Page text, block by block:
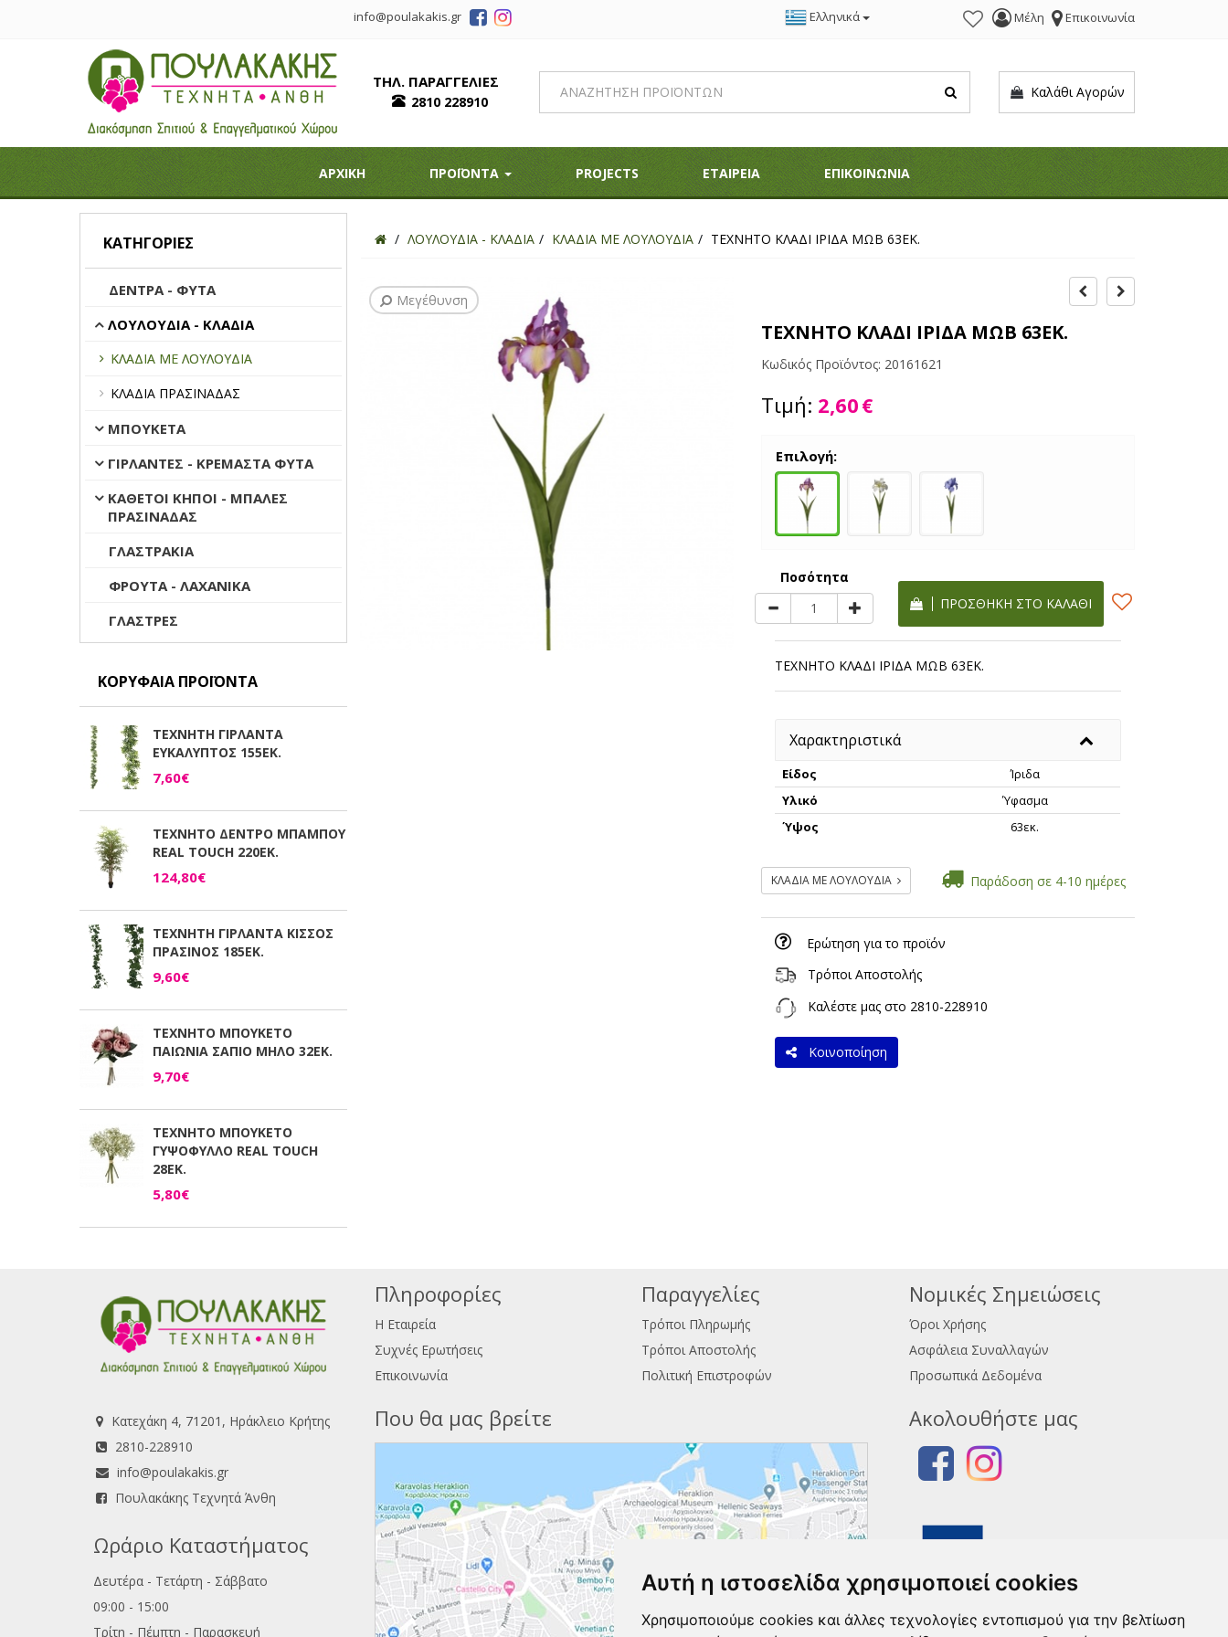
Αυτή η ιστοσελίδα χρησιμοποιεί cookies
Χρησιμοποιούμε cookies και άλλες τεχνολογίες εντοπισμού για την βελτίωση
info@poulakakis.gr Ελληνικά Μέλη Επικοινωνία
ΤΗΛ. ΠΑΡΑΓΓΕΛΙΕΣ
2810 228910
Καλάθι Αγορών
ΑΡΧΙΚΗ ΠΡΟΪΟΝΤΑ PROJECTS ΕΤΑΙΡΕΙΑ ΕΠΙΚΟΙΝΩΝΙΑ
ΚΑΤΗΓΟΡΊΕΣ
ΔΕΝΤΡΑ - ΦΥΤΑ
ΛΟΥΛΟΥΔΙΑ - ΚΛΑΔΙΑ
ΚΛΑΔΙΑ ΜΕ ΛΟΥΛΟΥΔΙΑ
ΚΛΑΔΙΑ ΠΡΑΣΙΝΑΔΑΣ
ΜΠΟΥΚΕΤΑ
ΓΙΡΛΑΝΤΕΣ - ΚΡΕΜΑΣΤΑ ΦΥΤΑ
ΚΑΘΕΤΟΙ ΚΗΠΟΙ - ΜΠΑΛΕΣ
ΠΡΑΣΙΝΑΔΑΣ
ΓΛΑΣΤΡΑΚΙΑ
ΦΡΟΥΤΑ - ΛΑΧΑΝΙΚΑ
ΓΛΑΣΤΡΕΣ
ΚΟΡΥΦΑΊΑ ΠΡΟΪΌΝΤΑ
ΤΕΧΝΗΤΗ ΓΙΡΛΑΝΤΑ
ΕΥΚΑΛΥΠΤΟΣ 155ΕΚ.
7,60€
ΤΕΧΝΗΤΟ ΔΕΝΤΡΟ ΜΠΑΜΠΟΥ
REAL TOUCH 220ΕΚ.
124,80€
ΤΕΧΝΗΤΗ ΓΙΡΛΑΝΤΑ ΚΙΣΣΟΣ
ΠΡΑΣΙΝΟΣ 185ΕΚ.
9,60€
ΤΕΧΝΗΤΟ ΜΠΟΥΚΕΤΟ
ΠΑΙΩΝΙΑ ΣΑΠΙΟ ΜΗΛΟ 32ΕΚ.
9,70€
ΤΕΧΝΗΤΟ ΜΠΟΥΚΕΤΟ
ΓΥΨΟΦΥΛΛΟ REAL TOUCH
28ΕΚ.
5,80€
ΛΟΥΛΟΥΔΙΑ - ΚΛΑΔΙΑ ΚΛΑΔΙΑ ΜΕ ΛΟΥΛΟΥΔΙΑ ΤΕΧΝΗΤΟ ΚΛΑΔΙ ΙΡΙΔΑ ΜΩΒ 63ΕΚ.
Μεγέθυνση
ΤΕΧΝΗΤΟ ΚΛΑΔΙ ΙΡΙΔΑ ΜΩΒ 63ΕΚ.
Κωδικός Προϊόντος: 20161621
Τιμή: 2,60€
Επιλογή:
Ποσότητα
ΠΡΟΣΘΉΚΗ ΣΤΟ ΚΑΛΆΘΙ
ΤΕΧΝΗΤΟ ΚΛΑΔΙ ΙΡΙΔΑ ΜΩΒ 63ΕΚ.
Χαρακτηριστικά
Είδος
Ίριδα
Υλικό
Ύφασμα
Ύψος
63εκ.
ΚΛΑΔΙΑ ΜΕ ΛΟΥΛΟΥΔΙΑ Παράδοση σε 4-10 ημέρες
Ερώτηση για το προϊόν
Τρόποι Αποστολής
Καλέστε μας στο 2810-228910
Κοινοποίηση
Πληροφορίες
Η Εταιρεία
Συχνές Ερωτήσεις
Επικοινωνία
Παραγγελίες
Τρόποι Πληρωμής
Τρόποι Αποστολής
Πολιτική Επιστροφών
Νομικές Σημειώσεις
Όροι Χρήσης
Ασφάλεια Συναλλαγών
Προσωπικά Δεδομένα
Κατεχάκη 4, 71201, Ηράκλειο Κρήτης
2810-228910
info@poulakakis.gr
Πουλακάκης Τεχνητά Άνθη
Ωράριο Καταστήματος
Δευτέρα - Τετάρτη - Σάββατο
09:00 - 15:00
Τρίτη - Πέμπτη - Παρασκευή
Που θα μας βρείτε Ακολουθήστε μας